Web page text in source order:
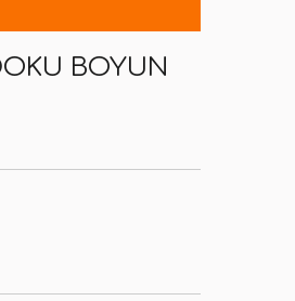
BOYUN